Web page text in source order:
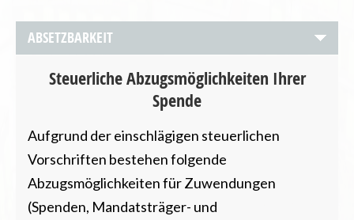
Steuerliche Abzugsmöglichkeiten Ihrer
Spende
Aufgrund der einschlägigen steuerlichen
Vorschriften bestehen folgende
Abzugsmöglichkeiten für Zuwendungen
(Spenden, Mandatsträger- und